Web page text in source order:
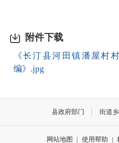
附件下载
《长汀县河田镇潘屋村
编》.jpg
县政府部门 街道
网站地图 | 使用帮助 |